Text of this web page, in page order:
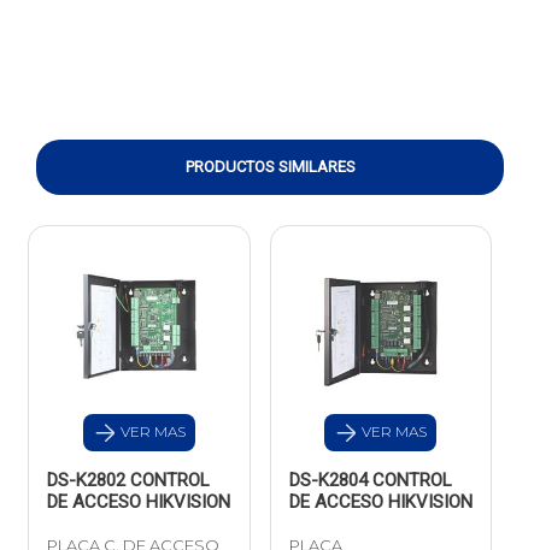
PRODUCTOS SIMILARES
VER MAS
DS-K2802 CONTROL
DE ACCESO HIKVISION
PLACA C. DE ACCESO
VER MAS
DS-K2804 CONTROL
DE ACCESO HIKVISION
PLACA